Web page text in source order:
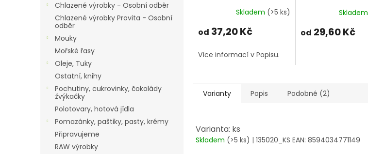
Chlazené výrobky - Osobní odběr
Chlazené výrobky Provita - Osobní
odběr
Mouky
Mořské řasy
Oleje, Tuky
Ostatní, knihy
Pochutiny, cukrovinky, čokolády
žvýkačky
Polotovary, hotová jídla
Pomazánky, paštiky, pasty, krémy
Připravujeme
RAW výrobky
Skladem (>5 ks)
od 37,20 Kč
Více informací v Popisu.
Skladem
od 29,60 Kč
Varianty Popis Podobné (2)
Varianta: ks
Skladem (>5 ks) | 135020_KS EAN: 8594034771149